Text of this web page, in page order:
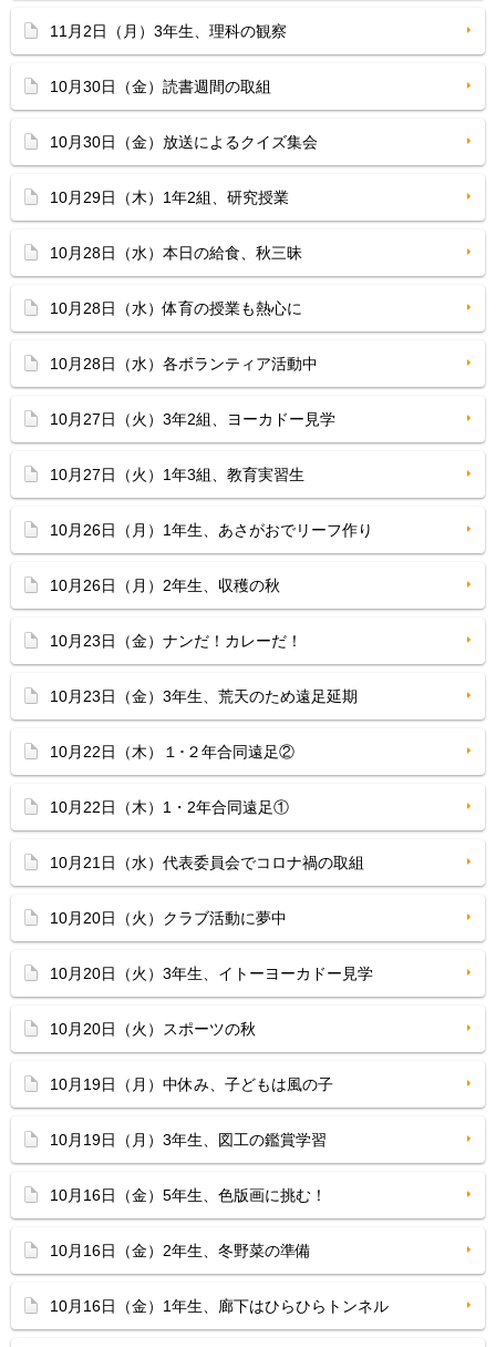
11月2日（月）3年生、理科の観察
10月30日（金）読書週間の取組
10月30日（金）放送によるクイズ集会
10月29日（木）1年2組、研究授業
10月28日（水）本日の給食、秋三昧
10月28日（水）体育の授業も熱心に
10月28日（水）各ボランティア活動中
10月27日（火）3年2組、ヨーカドー見学
10月27日（火）1年3組、教育実習生
10月26日（月）1年生、あさがおでリーフ作り
10月26日（月）2年生、収穫の秋
10月23日（金）ナンだ！カレーだ！
10月23日（金）3年生、荒天のため遠足延期
10月22日（木）１･２年合同遠足②
10月22日（木）1・2年合同遠足①
10月21日（水）代表委員会でコロナ禍の取組
10月20日（火）クラブ活動に夢中
10月20日（火）3年生、イトーヨーカドー見学
10月20日（火）スポーツの秋
10月19日（月）中休み、子どもは風の子
10月19日（月）3年生、図工の鑑賞学習
10月16日（金）5年生、色版画に挑む！
10月16日（金）2年生、冬野菜の準備
10月16日（金）1年生、廊下はひらひらトンネル